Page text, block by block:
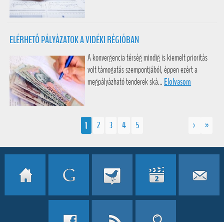
ELÉRHETŐ PÁLYÁZATOK A VIDÉKI RÉGIÓBAN
A konvergencia térség mindig is kiemelt prioritás
volt támogatás szempontjából, éppen ezért a
megpályázható tenderek ská... Elolvasom
1 2 3 4 5 > »